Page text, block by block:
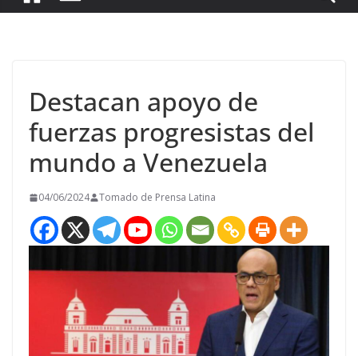
Destacan apoyo de
fuerzas progresistas del
mundo a Venezuela
04/06/2024 Tomado de Prensa Latina